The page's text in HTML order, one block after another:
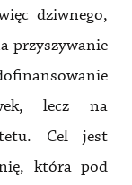
dziwnego,
przyszywanie
lecz na
Cel jest
która pod